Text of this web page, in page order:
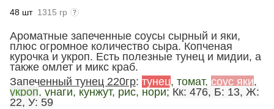
48 шт 1315 гр
Ароматные запеченные соусы сырный и яки,
плюс огромное количество сыра. Копченая
курочка и укроп. Есть полезные тунец и мидии, а
также омлет и микс краб.
Запеченный тунец 220гр: тунец, томат, соус яки,
укроп, унаги, кунжут, рис, нори; Кк: 476, Б: 13, Ж:
22, У: 59